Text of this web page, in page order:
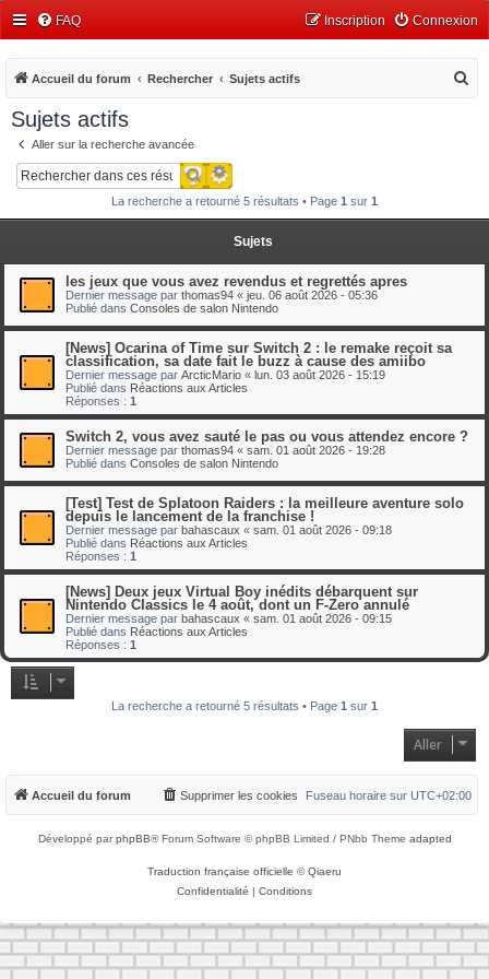
FAQ Connexion
Inscription
Accueil du forum Rechercher Sujets actifs
Sujets actifs
Aller sur la recherche avancée
Rechercher
Recherche avancée
La recherche a retourné 5 résultats • Page 1 sur 1
Sujets
les jeux que vous avez revendus et regrettés apres
Dernier message par thomas94 « jeu. 06 août 2026 - 05:36
Publié dans Consoles de salon Nintendo
[News] Ocarina of Time sur Switch 2 : le remake reçoit sa
classification, sa date fait le buzz à cause des amiibo
Dernier message par ArcticMario « lun. 03 août 2026 - 15:19
Publié dans Réactions aux Articles
Réponses : 1
Switch 2, vous avez sauté le pas ou vous attendez encore ?
Dernier message par thomas94 « sam. 01 août 2026 - 19:28
Publié dans Consoles de salon Nintendo
[Test] Test de Splatoon Raiders : la meilleure aventure solo
depuis le lancement de la franchise !
Dernier message par bahascaux « sam. 01 août 2026 - 09:18
Publié dans Réactions aux Articles
Réponses : 1
[News] Deux jeux Virtual Boy inédits débarquent sur
Nintendo Classics le 4 août, dont un F-Zero annulé
Dernier message par bahascaux « sam. 01 août 2026 - 09:15
Publié dans Réactions aux Articles
Réponses : 1
La recherche a retourné 5 résultats • Page 1 sur 1
Aller
Accueil du forum Fuseau horaire sur UTC+02:00
Supprimer les cookies
Développé parphpBB® Forum Software © phpBB Limited / PNbb Theme adapted
Traduction française officielle ©Qiaeru
Confidentialité | Conditions